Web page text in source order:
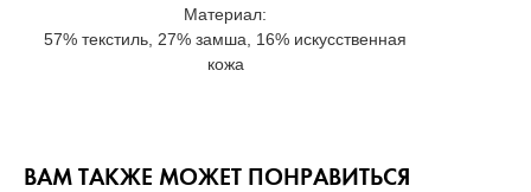
Материал:
57% текстиль, 27% замша, 16% искусственная
кожа
ВАМ ТАКЖЕ МОЖЕТ ПОНРАВИТЬСЯ